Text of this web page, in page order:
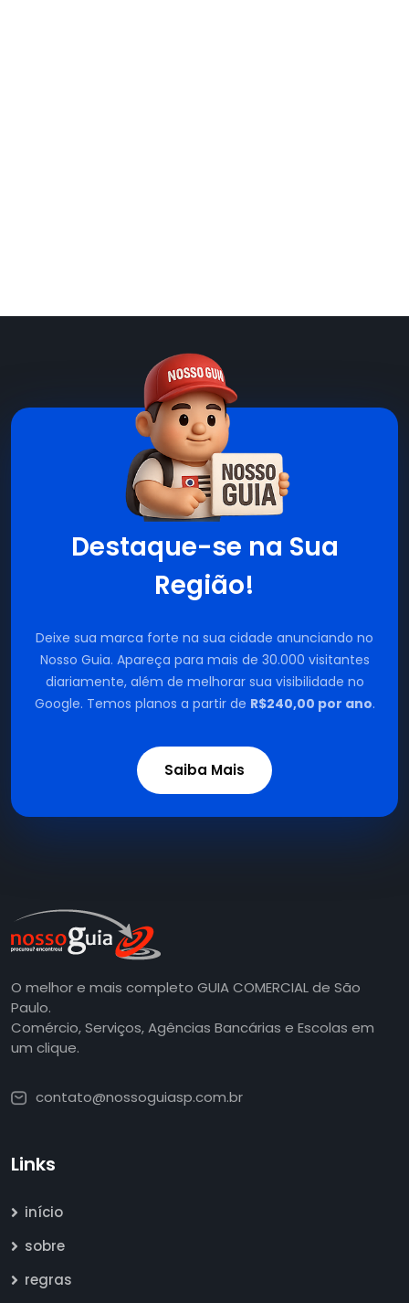
Destaque-se na Sua
Região!
Deixe sua marca forte na sua cidade anunciando no
Nosso Guia. Apareça para mais de 30.000 visitantes
diariamente, além de melhorar sua visibilidade no
Google. Temos planos a partir de R$240,00 por ano.
Saiba Mais
O melhor e mais completo GUIA COMERCIAL de São
Paulo.
Comércio, Serviços, Agências Bancárias e Escolas em
um clique.
contato@nossoguiasp.com.br
Links
início
sobre
regras